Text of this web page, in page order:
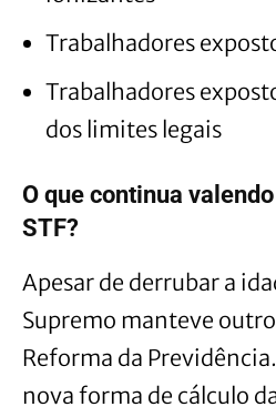
Trabalhadores
Trabalhadores
dos limites legais
O que continua
STF?
Apesar de derrubar a
Supremo manteve
Reforma da
nova forma de cálculo